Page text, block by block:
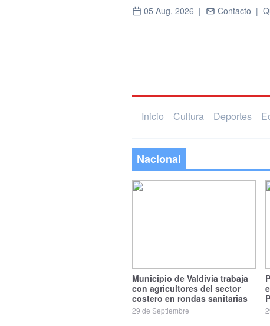
05 Aug, 2026 | Contacto |
Inicio Cultura Deportes
Nacional
Municipio de Valdivia trabaja
con agricultores del sector
costero en rondas sanitarias
29 de Septiembre